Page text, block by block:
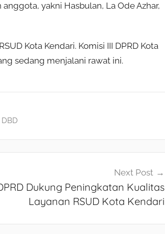
yakni Hasbulan, La Ode Azhar,
Kota Kendari. Komisi III DPRD Kota
sedang menjalani rawat ini.
Next Post
Dukung Peningkatan Kualitas
Layanan RSUD Kota Kendari